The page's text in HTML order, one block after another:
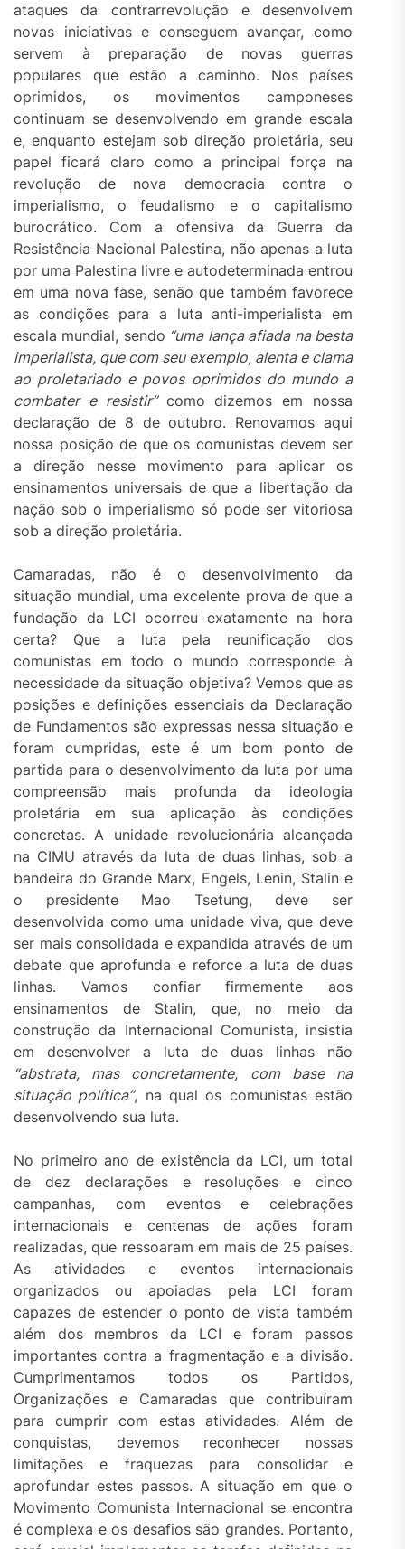
ataques da contrarrevolução e desenvolvem
novas iniciativas e conseguem avançar, como
servem à preparação de novas guerras
populares que estão a caminho. Nos países
oprimidos, os movimentos camponeses
continuam se desenvolvendo em grande escala
e, enquanto estejam sob direção proletária, seu
papel ficará claro como a principal força na
revolução de nova democracia contra o
imperialismo, o feudalismo e o capitalismo
burocrático. Com a ofensiva da Guerra da
Resistência Nacional Palestina, não apenas a luta
por uma Palestina livre e autodeterminada entrou
em uma nova fase, senão que também favorece
as condições para a luta anti-imperialista em
escala mundial, sendo “uma lança afiada na besta
imperialista, que com seu exemplo, alenta e clama
ao proletariado e povos oprimidos do mundo a
combater e resistir” como dizemos em nossa
declaração de 8 de outubro. Renovamos aqui
nossa posição de que os comunistas devem ser
a direção nesse movimento para aplicar os
ensinamentos universais de que a libertação da
nação sob o imperialismo só pode ser vitoriosa
sob a direção proletária.
Camaradas, não é o desenvolvimento da
situação mundial, uma excelente prova de que a
fundação da LCI ocorreu exatamente na hora
certa? Que a luta pela reunificação dos
comunistas em todo o mundo corresponde à
necessidade da situação objetiva? Vemos que as
posições e definições essenciais da Declaração
de Fundamentos são expressas nessa situação e
foram cumpridas, este é um bom ponto de
partida para o desenvolvimento da luta por uma
compreensão mais profunda da ideologia
proletária em sua aplicação às condições
concretas. A unidade revolucionária alcançada
na CIMU através da luta de duas linhas, sob a
bandeira do Grande Marx, Engels, Lenin, Stalin e
o presidente Mao Tsetung, deve ser
desenvolvida como uma unidade viva, que deve
ser mais consolidada e expandida através de um
debate que aprofunda e reforce a luta de duas
linhas. Vamos confiar firmemente aos
ensinamentos de Stalin, que, no meio da
construção da Internacional Comunista, insistia
em desenvolver a luta de duas linhas não
“abstrata, mas concretamente, com base na
situação política”, na qual os comunistas estão
desenvolvendo sua luta.
No primeiro ano de existência da LCI, um total
de dez declarações e resoluções e cinco
campanhas, com eventos e celebrações
internacionais e centenas de ações foram
realizadas, que ressoaram em mais de 25 países.
As atividades e eventos internacionais
organizados ou apoiadas pela LCI foram
capazes de estender o ponto de vista também
além dos membros da LCI e foram passos
importantes contra a fragmentação e a divisão.
Cumprimentamos todos os Partidos,
Organizações e Camaradas que contribuíram
para cumprir com estas atividades. Além de
conquistas, devemos reconhecer nossas
limitações e fraquezas para consolidar e
aprofundar estes passos. A situação em que o
Movimento Comunista Internacional se encontra
é complexa e os desafios são grandes. Portanto,